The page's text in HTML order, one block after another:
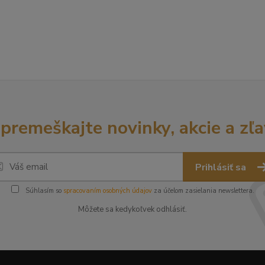
novinky, akcie a
Prihlásiť sa
Súhlasím so spracovaním osobných údajovza účelom zasielania newslettera.
Môžete sa kedykoľvek odhlásiť.